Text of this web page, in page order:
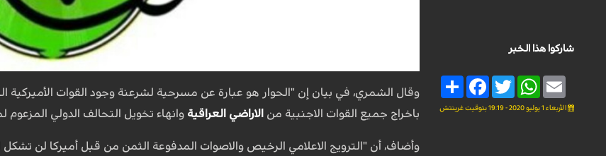
شاركوا هذا الخبر
Share
FacebookTwitter
WhatsAppEmail
الأربعاء 1 يوليو 2020 - 19:19 بتوقيت غرينتش
وقال الشمري، في بيان إن "الحوار هو عبارة عن مسرحية لشرعنة وجود القوات الأميركية
باخراج جميع القوات الاجنبية من الاراضي العراقية وانهاء تخويل التحالف الدولي
وأضاف، أن "الترويج الاعلامي الرخيص والاصوات المدفوعة الثمن من قبل أميركا لن تشكل